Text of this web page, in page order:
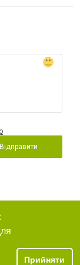
Відправити
Прийняти